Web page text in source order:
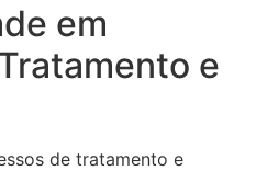
em
e
de tratamento e